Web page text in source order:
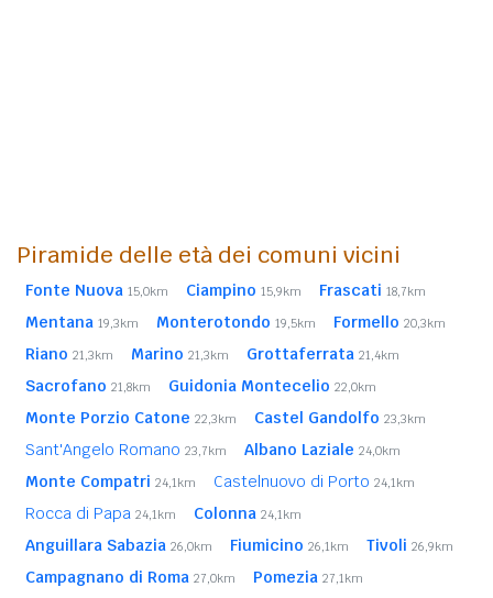
Piramide delle età dei comuni vicini
Fonte Nuova 15,0km Ciampino 15,9km Frascati 18,7km
Mentana 19,3km Monterotondo 19,5km Formello 20,3km
Riano 21,3km Marino 21,3km Grottaferrata 21,4km
Sacrofano 21,8km Guidonia Montecelio 22,0km
Monte Porzio Catone 22,3km Castel Gandolfo 23,3km
Sant'Angelo Romano 23,7km Albano Laziale 24,0km
Monte Compatri 24,1km Castelnuovo di Porto 24,1km
Rocca di Papa 24,1km Colonna 24,1km
Anguillara Sabazia 26,0km Fiumicino 26,1km Tivoli 26,9km
Campagnano di Roma 27,0km Pomezia 27,1km